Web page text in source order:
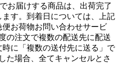
お届けする商品は、出荷完了
す。到着日については、上記
お荷物お問い合わせサービ
の注文で複数の配送先に配送
に「複数の送付先に送る」で
た場合、全てキャンセルとさ